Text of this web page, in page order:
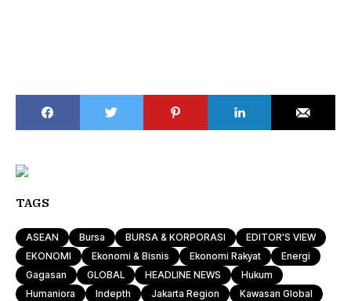
TAGS
ASEAN Bursa BURSA & KORPORASI
EDITOR'S VIEW
EKONOMI
Ekonomi & Bisnis Ekonomi Rakyat
Energi
Gagasan
GLOBAL HEADLINE NEWS
Hukum
Humaniora
Indepth Jakarta Region
Kawasan Global